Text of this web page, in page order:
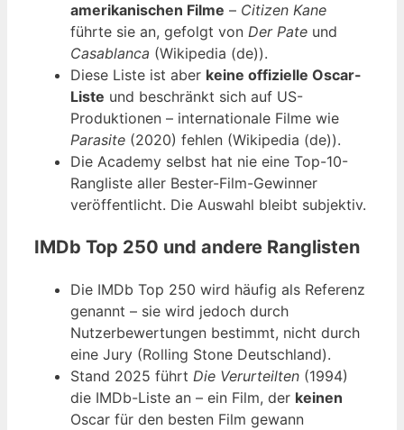
amerikanischen Filme – Citizen Kane
führte sie an, gefolgt von Der Pate und
Casablanca (Wikipedia (de)).
Diese Liste ist aber keine offizielle Oscar-
Liste und beschränkt sich auf US-
Produktionen – internationale Filme wie
Parasite (2020) fehlen (Wikipedia (de)).
Die Academy selbst hat nie eine Top-10-
Rangliste aller Bester-Film-Gewinner
veröffentlicht. Die Auswahl bleibt subjektiv.
IMDb Top 250 und andere Ranglisten
Die IMDb Top 250 wird häufig als Referenz
genannt – sie wird jedoch durch
Nutzerbewertungen bestimmt, nicht durch
eine Jury (Rolling Stone Deutschland).
Stand 2025 führt Die Verurteilten (1994)
die IMDb-Liste an – ein Film, der keinen
Oscar für den besten Film gewann